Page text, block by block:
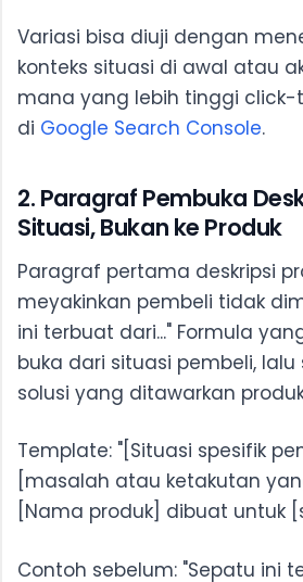
Variasi bisa diuji dengan
konteks situasi di awal atau
mana yang lebih tinggi
di Google Search Console.
2. Paragraf Pembuka
Situasi, Bukan ke Produk
Paragraf pertama deskripsi
meyakinkan pembeli tidak
ini terbuat dari..." Formula
buka dari situasi pembeli,
solusi yang ditawarkan
Template: "[Situasi spesifik
[masalah atau ketakutan
[Nama produk] dibuat untuk
Contoh sebelum: "Sepatu ini